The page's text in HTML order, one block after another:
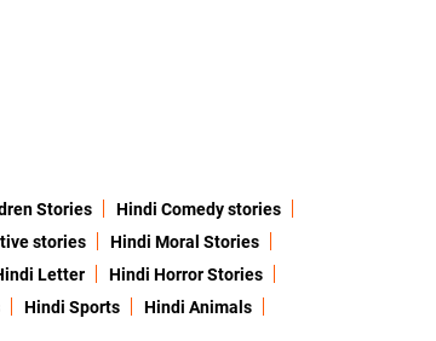
Stories
Hindi Comedy stories
stories
Hindi Moral Stories
Letter
Hindi Horror Stories
Hindi Sports
Hindi Animals